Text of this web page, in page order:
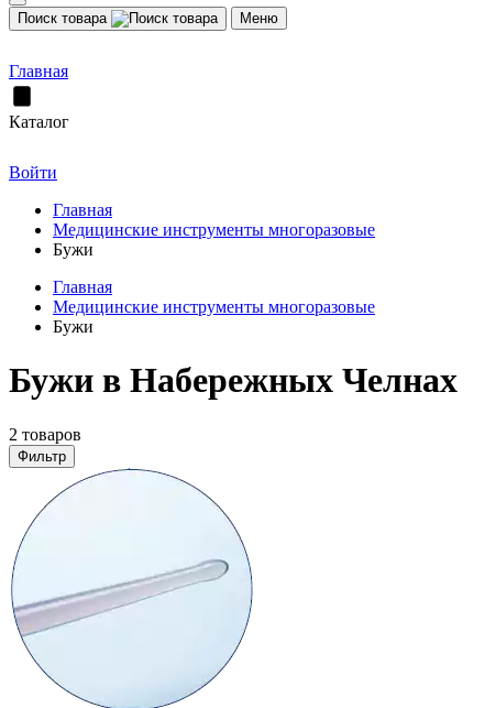
Поиск товара Меню
Главная
Каталог
Войти
Главная
Медицинские инструменты многоразовые
Бужи
Главная
Медицинские инструменты многоразовые
Бужи
Бужи в Набережных Челнах
2 товаров
Фильтр